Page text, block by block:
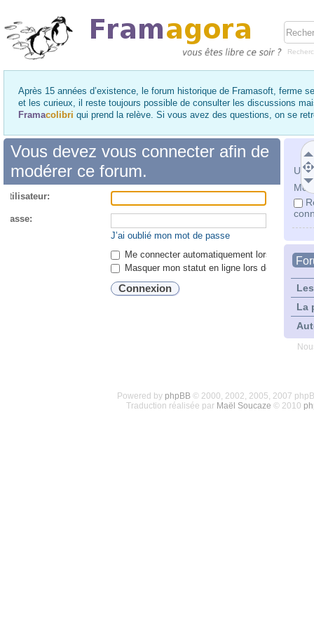
Après 15 années d’existence, le forum historique de Framasoft, ferme
et les curieux, il reste toujours possible de consulter les discussions
Framacolibri qui prend la relève. Si vous avez des questions, on se
Mot
La
Vous devez vous connecter afin de
modérer ce forum.
passe:
J’ai oublié mon mot de passe
Me connecter automatiquement lors de
Masquer mon statut en ligne lors de cette
Powered by phpBB© 2000, 2002, 2005, 2007
Traduction réalisée par Maël Soucaze © 2010